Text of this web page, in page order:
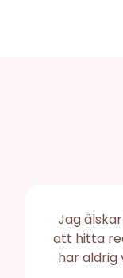
Jag
att hitta
har aldrig